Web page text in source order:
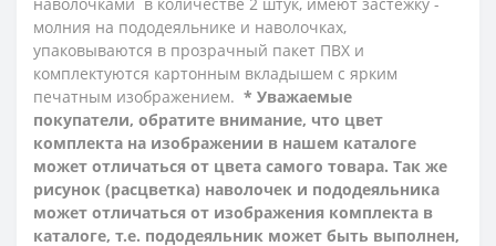
молния на пододеяльнике и наволочках,
упаковываются в прозрачный пакет ПВХ и
комплектуются картонным вкладышем с ярким
печатным изображением. * Уважаемые
покупатели, обратите внимание, что цвет
комплекта на изображении в нашем каталоге
может отличаться от цвета самого товара. Так же
рисунок (расцветка) наволочек и пододеяльника
может отличаться от изображения комплекта в
каталоге, т.е. пододеяльник может быть выполнен,